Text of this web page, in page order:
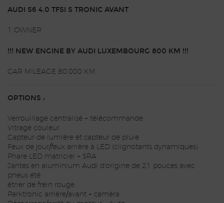
AUDI S6 4.0 TFSI S TRONIC AVANT
1 OWNER
!!! NEW ENGINE BY AUDI LUXEMBOURG 800 KM !!!
CAR MILEAGE 80.000 KM
OPTIONS :
Verrouillage centralisé + télécommande
Vitrage couleur
Capteur de lumière et capteur de pluie
Feux de jour/feux arrière à LED (clignotants dynamiques)
Phare LED matriciel + SRA
Jantes en aluminium Audi d'origine de 21 pouces avec
pneus été
étrier de frein rouge
Parktronic arrière/avant + caméra